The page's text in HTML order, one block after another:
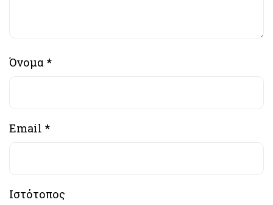
Όνομα *
Email *
Ιστότοπος